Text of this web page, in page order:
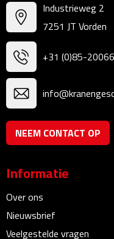
Pennenhouders
Puntenslijpers
Rekenmachines
Document- &
Documentmappen
Multifunctionele
Schrijfmappen
Multifunctionele
Industrieweg 2
7251 JT Vorden
+31 (0)85-
NEEM CONTACT OP
Informatie
Over ons
Nieuwsbrief
Veelgestelde vragen